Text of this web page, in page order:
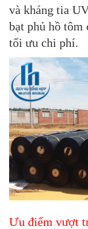
và kháng tia
bạt phủ hồ tôm
tối ưu chi phí.
Ưu điểm vượt